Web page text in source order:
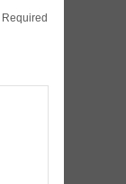
Required